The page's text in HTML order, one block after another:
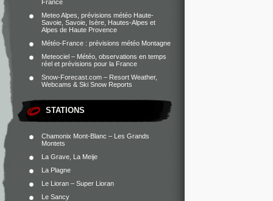
France
Meteo Alpes, prévisions météo Haute-
Savoie, Savoie, Isère, Hautes-Alpes et
Alpes de Haute Provence
Météo-France : prévisions météo Montagne
Meteociel – Météo, observations en temps
réel et prévisions pour la France
Snow-Forecast.com – Resort Weather,
Webcams & Ski Snow Reports
STATIONS
Chamonix Mont-Blanc – Les Grands
Montets
La Grave, La Meije
La Plagne
Le Lioran – Super Lioran
Le Sancy